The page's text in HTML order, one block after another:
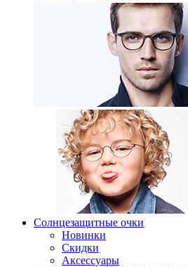
Солнцезащитные очки
Новинки
Скидки
Аксессуары